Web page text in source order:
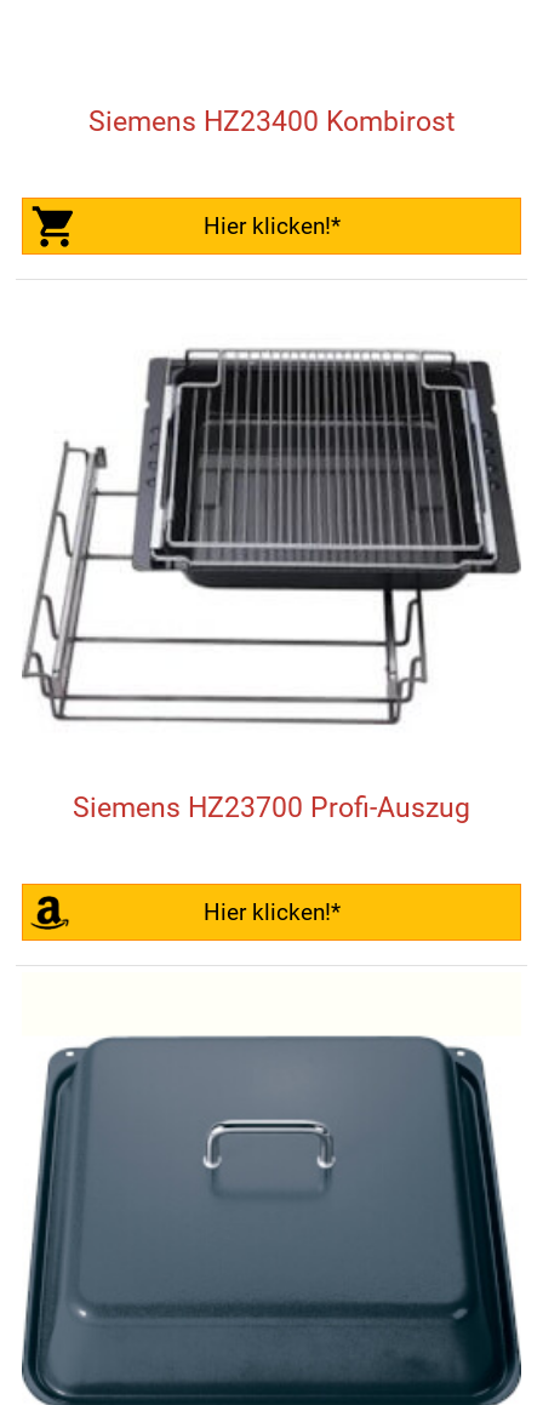
Siemens HZ23400 Kombirost
Hier klicken!*
Siemens HZ23700 Profi-Auszug
Hier klicken!*